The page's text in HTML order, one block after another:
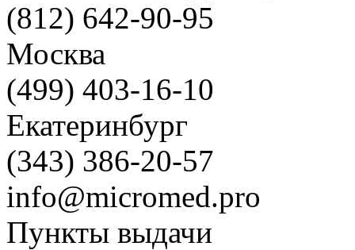
(812) 642-90-95
Москва
(499) 403-16-10
Екатеринбург
(343) 386-20-57
info@micromed.pro
Пункты выдачи